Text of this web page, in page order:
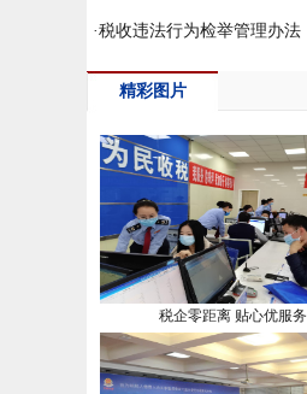
·税收违法行为检举管理办法
精彩图片
税企零距离 贴心优服务